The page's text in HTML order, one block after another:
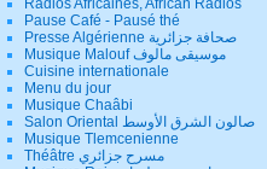
Radios Africaines, African Radios
Pause Café - Pausé thé
Presse Algérienne صحافة جزائرية
Musique Malouf موسيقى مالوف
Cuisine internationale
Menu du jour
Musique Chaâbi
Salon Oriental صالون الشرق الأوسط
Musique Tlemcenienne
Théâtre مسرح جزائري